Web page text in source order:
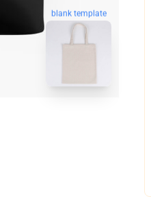
blank template